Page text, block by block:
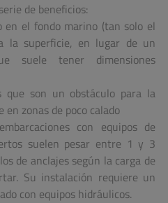
de beneficios:
el fondo marino (tan solo el
la superficie, en lugar de un
suele tener dimensiones
son un obstáculo para la
zonas de poco calado
con equipos de
suelen pesar entre 1 y 3
de anclajes según la carga de
Su instalación requiere un
con equipos hidráulicos.